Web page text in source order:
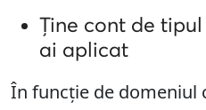
Ține cont de
ai aplicat
În funcție de domeniul